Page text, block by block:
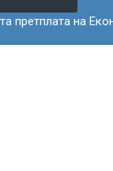
претплата на